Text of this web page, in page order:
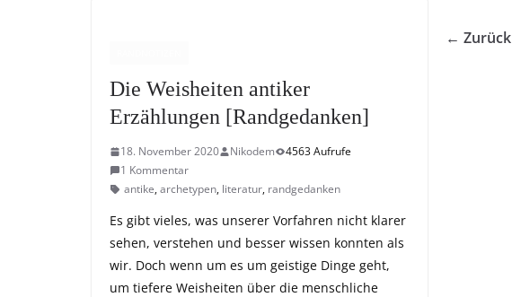
Die Weisheiten antiker
Erzählungen [Randgedanken]
18. November 2020 Nikodem
4563 Aufrufe
1 Kommentar
antike,archetypen, literatur, randgedanken
Es gibt vieles, was unserer Vorfahren nicht klarer
sehen, verstehen und besser wissen konnten als
wir. Doch wenn um es um geistige Dinge geht,
um tiefere Weisheiten über die menschliche
← Zurück